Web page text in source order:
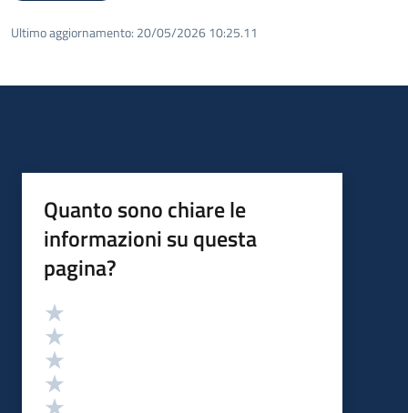
Ultimo aggiornamento: 20/05/2026 10:25.11
Quanto sono chiare le
informazioni su questa
pagina?
Valutazione